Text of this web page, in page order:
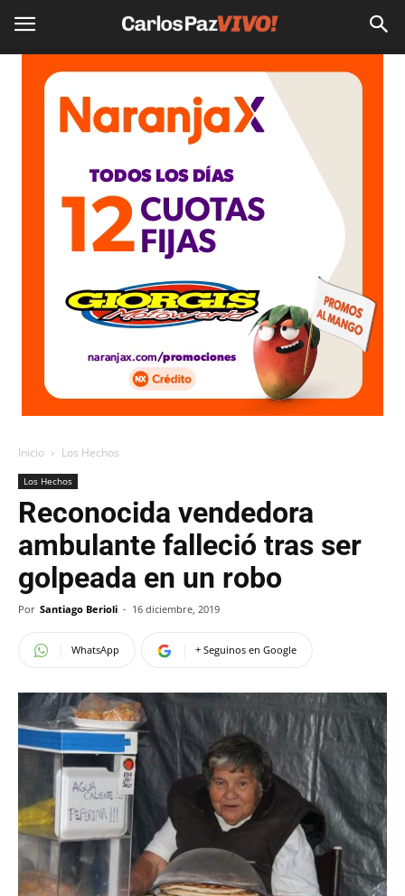
Inicio Los Hechos
Los Hechos
Reconocida vendedora
ambulante falleció tras ser
golpeada en un robo
Por Santiago Berioli - 16 diciembre, 2019
WhatsApp + Seguinos en Google